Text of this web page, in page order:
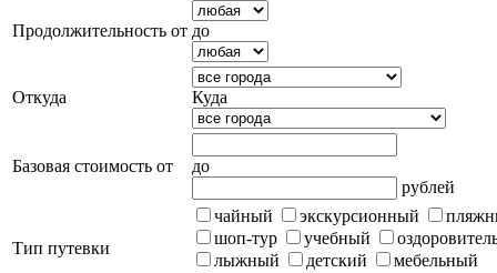
Продолжительность от до
Откуда Куда
Базовая стоимость от
до
рублей
Тип путевки
чайный экскурсионный
шоп-тур
учебный
лыжный
детский
мебельный